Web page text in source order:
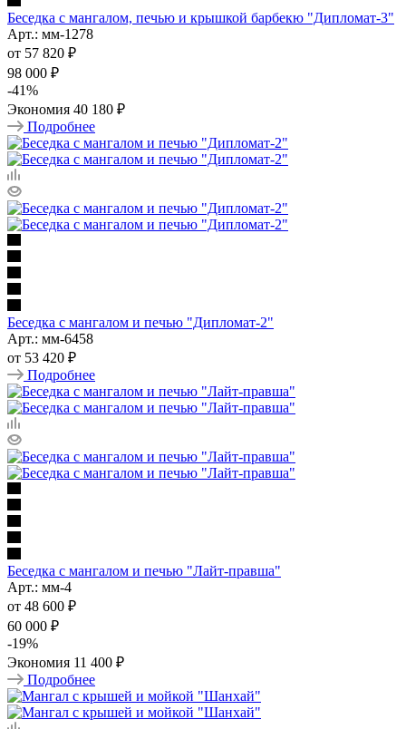
Беседка с мангалом, печью и крышкой барбекю "Дипломат-3"
Арт.: мм-1278
от 57 820 ₽
98 000 ₽
-41%
Экономия 40 180 ₽
Подробнее
Беседка с мангалом и печью "Дипломат-2"
Арт.: мм-6458
от 53 420 ₽
Подробнее
Беседка с мангалом и печью "Лайт-правша"
Арт.: мм-4
от 48 600 ₽
60 000 ₽
-19%
Экономия 11 400 ₽
Подробнее